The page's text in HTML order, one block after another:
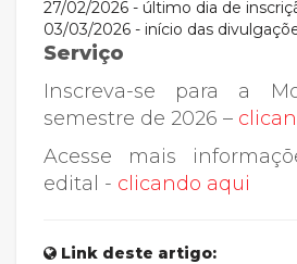
27/02/2026 - último dia de
03/03/2026 - início das
Serviço
Inscreva-se para a
semestre de 2026 –
Acesse mais
edital - clicando aqui
Link deste artigo: